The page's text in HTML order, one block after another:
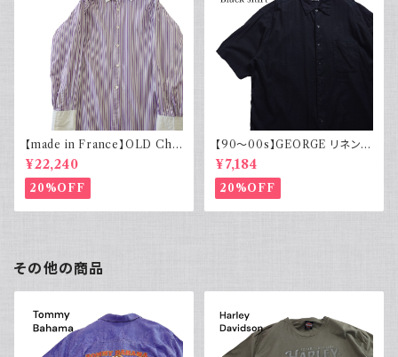
【made in France】OLD Cha
rvet ストライプ 切り替え 紫
¥22,240
20%OFF
【90～00s】GEORGE リネンレ
ーヨンシャツ 黒 ボックスシルエ
ット XL
¥7,184
20%OFF
その他の商品